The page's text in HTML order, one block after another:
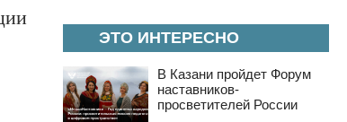
ЭТО ИНТЕРЕСНО
В Казани пройдет Форум
наставников-
просветителей России